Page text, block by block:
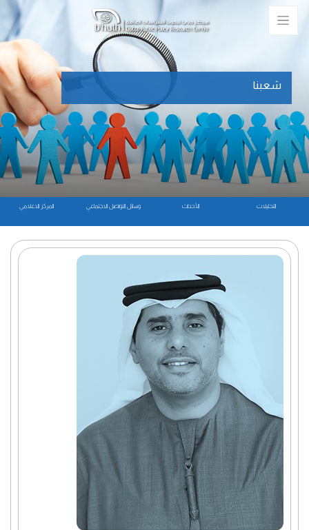
المركز الاعلامي وسائل التواصل الاجتماعي الأحداث التحليلات
شعبنا